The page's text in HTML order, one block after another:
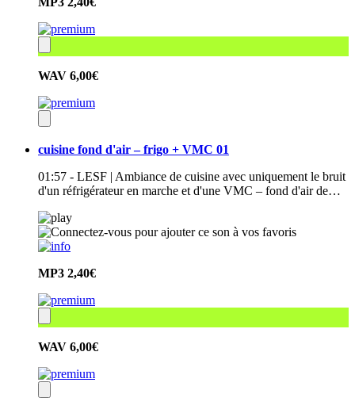
WAV 6,00€
cuisine fond d'air – frigo + VMC 01
01:57 - LESF | Ambiance de cuisine avec uniquement le bruit
d'un réfrigérateur en marche et d'une VMC – fond d'air de…
MP3 2,40€
WAV 6,00€